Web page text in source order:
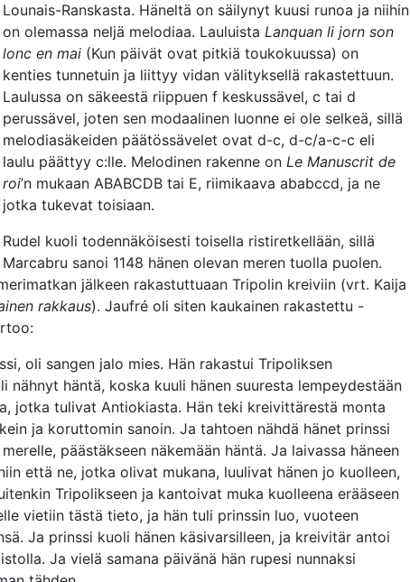
Lounais-Ranskasta. Häneltä on säilynyt kuusi runoa ja niihin
on olemassa neljä melodiaa. Lauluista Lanquan li jorn son
lonc en mai (Kun päivät ovat pitkiä toukokuussa) on
kenties tunnetuin ja liittyy vidan välityksellä rakastettuun.
Laulussa on säkeestä riippuen f keskussävel, c tai d
perussävel, joten sen modaalinen luonne ei ole selkeä, sillä
melodiasäkeiden päätössävelet ovat d-c, d-c/a-c-c eli
laulu päättyy c:lle. Melodinen rakenne on Le Manuscrit de
roi’n mukaan ABABCDB tai E, riimikaava ababccd, ja ne
jotka tukevat toisiaan.
Rudel kuoli todennäköisesti toisella ristiretkellään, sillä
Marcabru sanoi 1148 hänen olevan meren tuolla puolen.
jälkeen rakastuttuaan Tripolin kreiviin (vrt. Kaija
rakkaus). Jaufré oli siten kaukainen rakastettu -
oli sangen jalo mies. Hän rakastui Tripoliksen
nähnyt häntä, koska kuuli hänen suuresta lempeydestään
jotka tulivat Antiokiasta. Hän teki kreivittärestä monta
ja koruttomin sanoin. Ja tahtoen nähdä hänet prinssi
päästäkseen näkemään häntä. Ja laivassa häneen
että ne, jotka olivat mukana, luulivat hänen jo kuolleen,
Tripolikseen ja kantoivat muka kuolleena erääseen
vietiin tästä tieto, ja hän tuli prinssin luo, vuoteen
Ja prinssi kuoli hänen käsivarsilleen, ja kreivitär antoi
Ja vielä samana päivänä hän rupesi nunnaksi